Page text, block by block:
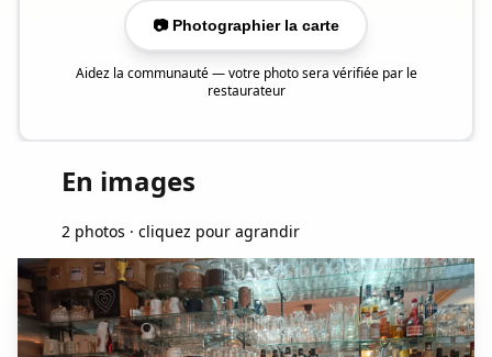
📷 Photographier la carte
Aidez la communauté — votre photo sera vérifiée par le
restaurateur
En images
2 photos · cliquez pour agrandir